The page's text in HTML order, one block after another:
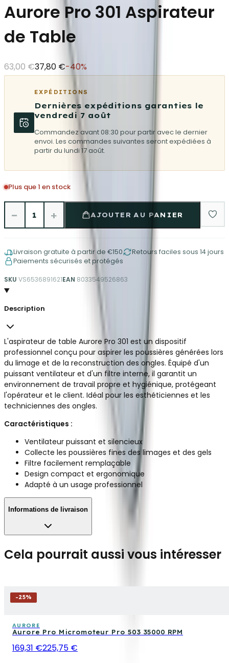
Aurore Pro 301 Aspirateur
de Table
63,00 €37,80 €-40%
EXPÉDITIONS
Dernières expéditions garanties le
vendredi 7 août
Commandez avant 08:30 pour partir avec le dernier
envoi. Les commandes suivantes seront expédiées à
partir du lundi 17 août.
Plus que 1 en stock
− 1 + AJOUTER AU PANIER
Livraison gratuite à partir de €150
Retours faciles sous 14 jours
Paiements sécurisés et protégés
SKU VS6536891621EAN 8033549526863
Description
L'aspirateur de table Aurore Pro 301 est un dispositif
professionnel conçu pour aspirer les poussières générées lors
du limage et de la reconstruction des ongles. Équipé d'un
puissant ventilateur et d'un filtre interne, il garantit un
environnement de travail propre et hygiénique, protégeant
l'opérateur et le client. Idéal pour les esthéticiennes et les
techniciennes des ongles.
Caractéristiques :
Ventilateur puissant et silencieux
Collecte les poussières fines des limages et des gels
Filtre facilement remplaçable
Design compact et ergonomique
Adapté à un usage professionnel
Informations de livraison
Cela pourrait aussi vous intéresser
-25%
AURORE
Aurore Pro Micromoteur Pro 503 35000 RPM
169,31 €225,75 €